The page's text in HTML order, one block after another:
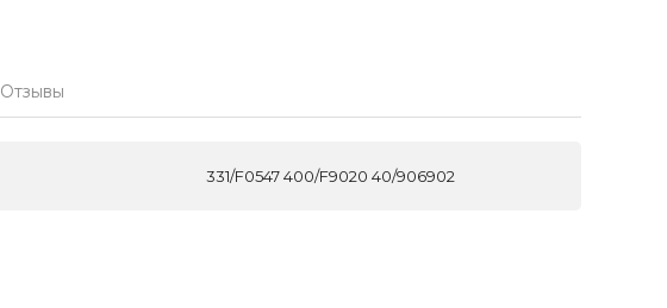
Отзывы
331/F0547 400/F9020 40/906902